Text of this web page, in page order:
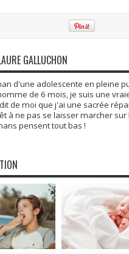
GALLUCHON
d'une adolescente en pleine
de 6 mois, je suis une
de moi que j'ai une sacrée
à ne pas se laisser marcher sur
pensent tout bas !